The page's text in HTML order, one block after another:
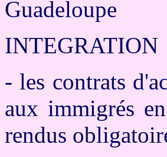
Guadeloupe
INTEGRATION
- les contrats
aux immigrés
rendus